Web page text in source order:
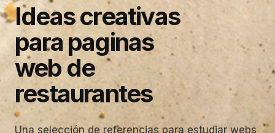
Ideas creativas
para paginas
web de
restaurantes
Una selección de referencias para estudiar webs